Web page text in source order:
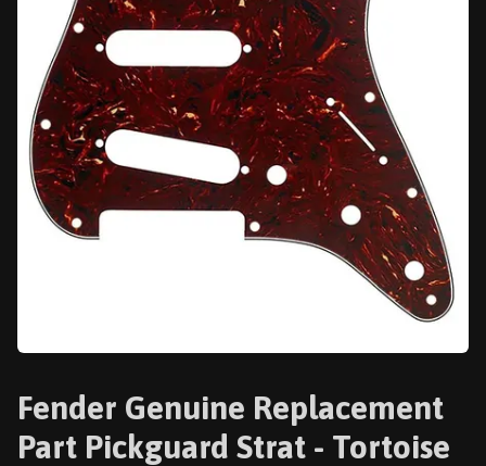
Fender Genuine Replacement
Part Pickguard Strat - Tortoise